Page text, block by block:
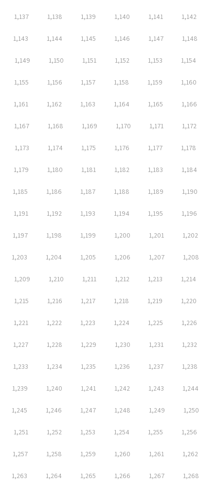
1,137 1,138 1,139 1,140 1,141 1,142
1,143 1,144 1,145 1,146 1,147 1,148
1,149 1,150 1,151 1,152 1,153 1,154
1,155 1,156 1,157 1,158 1,159 1,160
1,161 1,162 1,163 1,164 1,165 1,166
1,167 1,168 1,169 1,170 1,171 1,172
1,173 1,174 1,175 1,176 1,177 1,178
1,179 1,180 1,181 1,182 1,183 1,184
1,185 1,186 1,187 1,188 1,189 1,190
1,191 1,192 1,193 1,194 1,195 1,196
1,197 1,198 1,199 1,200 1,201 1,202
1,203 1,204 1,205 1,206 1,207 1,208
1,209 1,210 1,211 1,212 1,213 1,214
1,215 1,216 1,217 1,218 1,219 1,220
1,221 1,222 1,223 1,224 1,225 1,226
1,227 1,228 1,229 1,230 1,231 1,232
1,233 1,234 1,235 1,236 1,237 1,238
1,239 1,240 1,241 1,242 1,243 1,244
1,245 1,246 1,247 1,248 1,249 1,250
1,251 1,252 1,253 1,254 1,255 1,256
1,257 1,258 1,259 1,260 1,261 1,262
1,263 1,264 1,265 1,266 1,267 1,268